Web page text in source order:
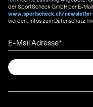
der SportScheck GmbH per E-
www.sportscheck.ch/
werden. Infos zum Datenschutz
E-Mail Adresse